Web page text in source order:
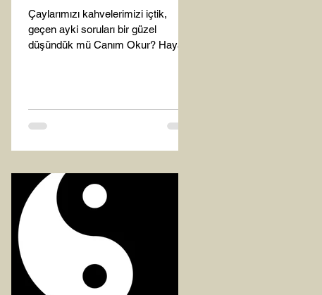
Çaylarımızı kahvelerimizi içtik,
geçen ayki soruları bir güzel
düşündük mü Canım Okur? Hayatta